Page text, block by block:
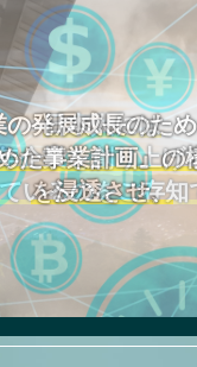
日本人には
企業を創り上げ
いるのをご存知
の発展成長のた
た事業計画』の
を浸透させ、
ショートとは無
財務基盤』を持
を創出し、
次の後継者に胸
を渡せる会社」
村上経営コンサ